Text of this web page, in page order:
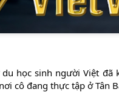
học sinh người Việt
cô đang thực tập ở Tân